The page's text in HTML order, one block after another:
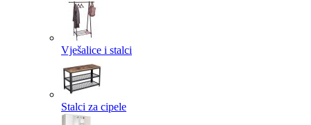
Vješalice i stalci
Stalci za cipele